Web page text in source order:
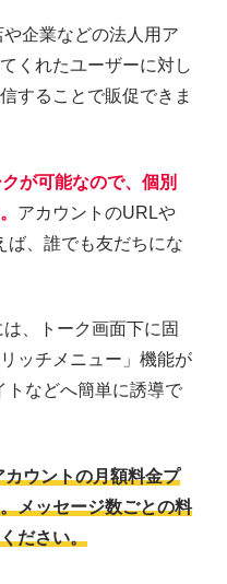
企業などの法人用ア
くれたユーザーに対し
することで販促できま
が可能なので、個別
アカウントのURLや
ば、誰でも友だちにな
、トーク画面下に固
ッチメニュー」機能が
トなどへ簡単に誘導で
ウントの月額料金プ
メッセージ数ごとの料
ださい。